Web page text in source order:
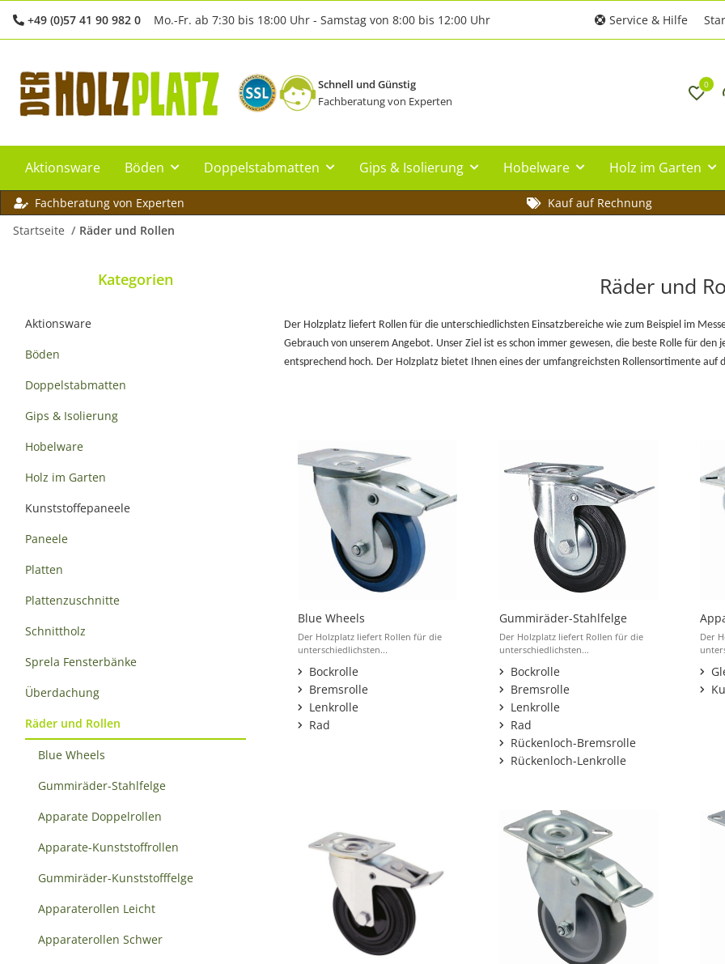
+49 (0)57 41 90 982 0 Mo.-Fr. ab 7:30 bis 18:00 Uhr - Samstag von 8:00 bis 12:00 Uhr Service & Hilfe
Schnell und Günstig
Fachberatung von Experten
0
Aktionsware Böden Doppelstabmatten Gips & Isolierung Hobelware Holz im Garten
Fachberatung von Experten
Kauf auf Rechnung
Startseite
Räder und Rollen
Räder und
Der Holzplatz liefert Rollen für die unterschiedlichsten Einsatzbereiche wie zum Beispiel im
Gebrauch von unserem Angebot. Unser Ziel ist es schon immer gewesen, die beste Rolle für
entsprechend hoch. Der Holzplatz bietet Ihnen eines der umfangreichsten Rollensortimente
Blue Wheels
Der Holzplatz liefert Rollen für die
unterschiedlichsten...
Bockrolle
Bremsrolle
Lenkrolle
Rad
Gummiräder-Stahlfelge
Der Holzplatz liefert Rollen für die
unterschiedlichsten...
Bockrolle
Bremsrolle
Lenkrolle
Rad
Rückenloch-Bremsrolle
Rückenloch-Lenkrolle
Der
Kategorien
Aktionsware
Böden
Doppelstabmatten
Gips & Isolierung
Hobelware
Holz im Garten
Kunststoffepaneele
Paneele
Platten
Plattenzuschnitte
Schnittholz
Sprela Fensterbänke
Überdachung
Räder und Rollen
Blue Wheels
Gummiräder-Stahlfelge
Apparate Doppelrollen
Apparate-Kunststoffrollen
Gummiräder-Kunststofffelge
Apparaterollen Leicht
Apparaterollen Schwer